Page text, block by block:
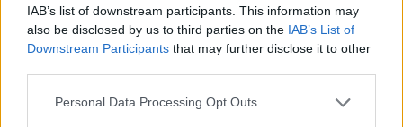
IAB’s list of downstream participants. This information may
also be disclosed by us to third parties on the IAB’s List of
Downstream Participants that may further disclose it to other
Please note that this website/app uses one or more Google
Personal Data Processing Opt Outs
Αν τα χάσατε